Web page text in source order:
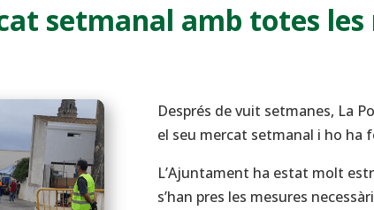
setmanal amb totes
Després de vuit setmanes, La
el seu mercat setmanal i ho ha
L’Ajuntament ha estat molt
s’han pres les mesures